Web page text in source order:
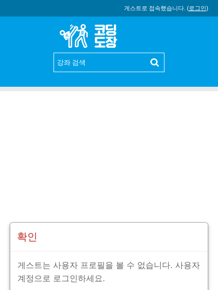
게스트로 접속했습니다. (로그인)
확인
게스트는 사용자 프로필을 볼 수 없습니다. 사용자
계정으로 로그인하세요.